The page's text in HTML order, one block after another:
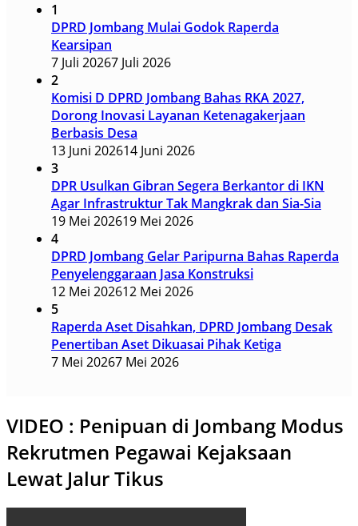
1
DPRD Jombang Mulai Godok Raperda
Kearsipan
7 Juli 20267 Juli 2026
2
Komisi D DPRD Jombang Bahas RKA 2027,
Dorong Inovasi Layanan Ketenagakerjaan
Berbasis Desa
13 Juni 202614 Juni 2026
3
DPR Usulkan Gibran Segera Berkantor di IKN
Agar Infrastruktur Tak Mangkrak dan Sia-Sia
19 Mei 202619 Mei 2026
4
DPRD Jombang Gelar Paripurna Bahas Raperda
Penyelenggaraan Jasa Konstruksi
12 Mei 202612 Mei 2026
5
Raperda Aset Disahkan, DPRD Jombang Desak
Penertiban Aset Dikuasai Pihak Ketiga
7 Mei 20267 Mei 2026
VIDEO : Penipuan di Jombang Modus
Rekrutmen Pegawai Kejaksaan
Lewat Jalur Tikus